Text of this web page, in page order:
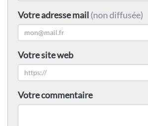
Votre adresse mail (non diffusée)
Votre site web
Votre commentaire